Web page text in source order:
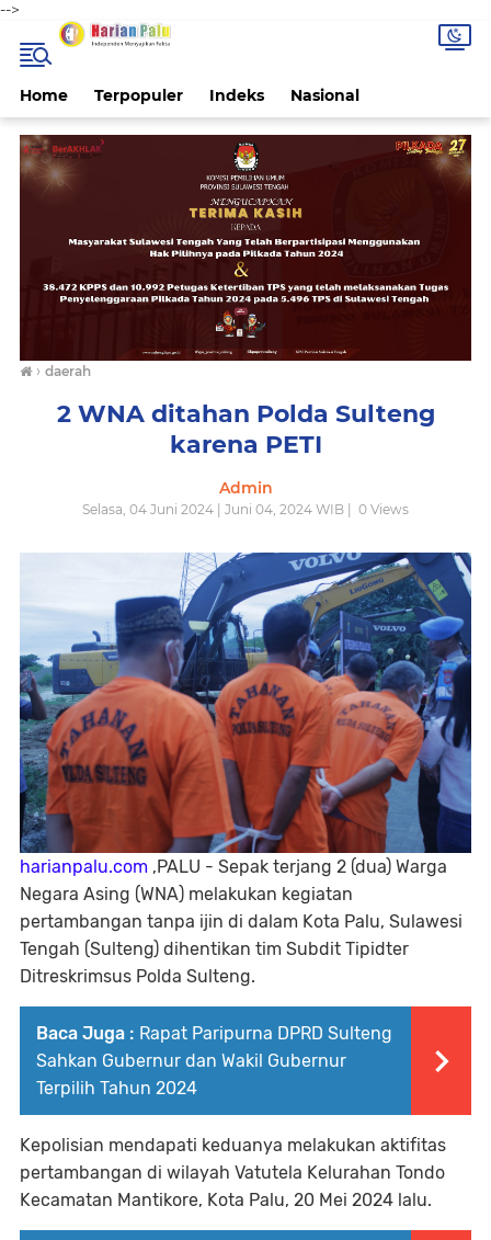
-->
Home Terpopuler Indeks Nasional
› daerah
2 WNA ditahan Polda Sulteng
karena PETI
Admin
Selasa, 04 Juni 2024 | Juni 04, 2024 WIB | 0 Views
harianpalu.com ,PALU - Sepak terjang 2 (dua) Warga
Negara Asing (WNA) melakukan kegiatan
pertambangan tanpa ijin di dalam Kota Palu, Sulawesi
Tengah (Sulteng) dihentikan tim Subdit Tipidter
Ditreskrimsus Polda Sulteng.
Baca Juga : Rapat Paripurna DPRD Sulteng
Sahkan Gubernur dan Wakil Gubernur
Terpilih Tahun 2024
Kepolisian mendapati keduanya melakukan aktifitas
pertambangan di wilayah Vatutela Kelurahan Tondo
Kecamatan Mantikore, Kota Palu, 20 Mei 2024 lalu.